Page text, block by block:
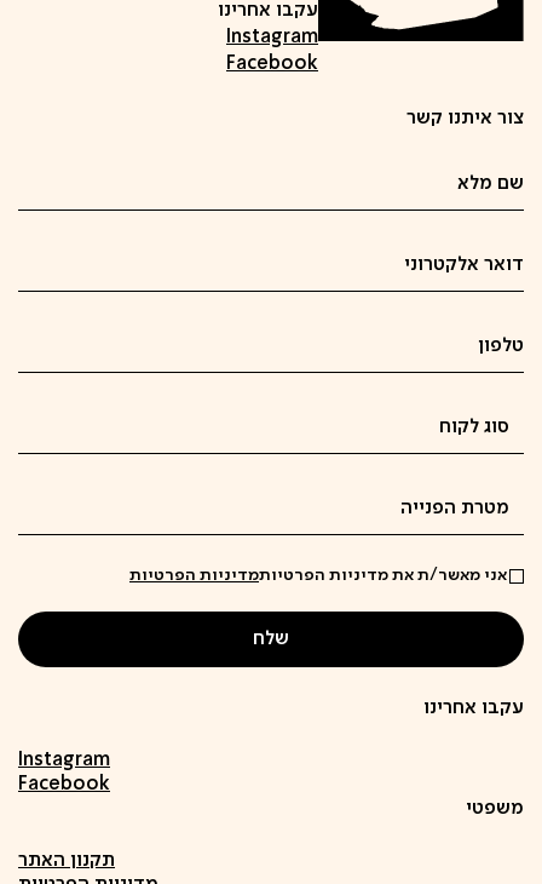
צור איתנו קשר
אני מאשר/ת את מדיניות הפרטיותמדיניות הפרטיות
עקבו אחרינו
Instagram
Facebook
משפטי
תקנון האתר
עקבו אחרינו
Instagram
Facebook